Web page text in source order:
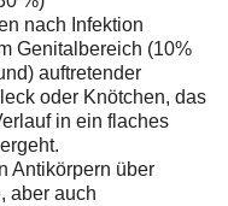
nach Infektion
Genitalbereich (10%
auftretender
oder Knötchen, das
in ein flaches
Antikörpern über
aber auch